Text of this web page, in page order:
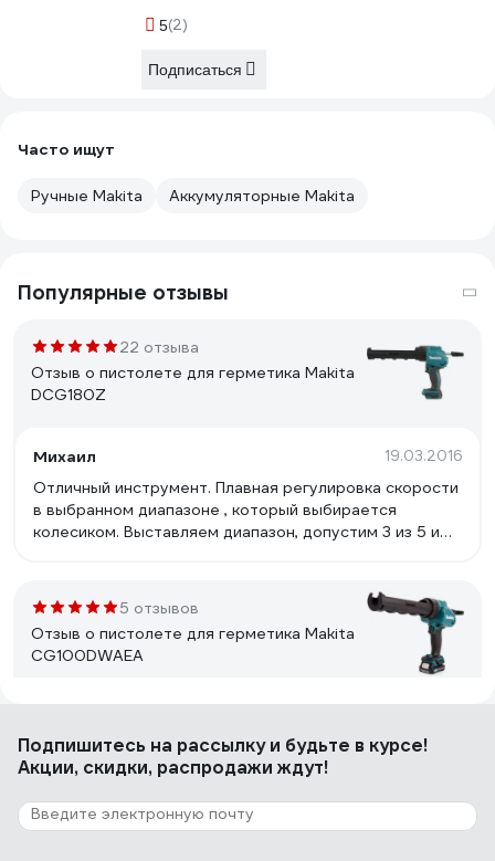
5(2)
Подписаться
Часто ищут
Ручные Makita Аккумуляторные Makita
Популярные отзывы
22 отзыва
Отзыв о пистолете для герметика Makita
DCG180Z
Михаил 19.03.2016
Отличный инструмент. Плавная регулировка скорости
в выбранном диапазоне , который выбирается
колесиком. Выставляем диапазон, допустим 3 из 5 и
5 отзывов
Отзыв о пистолете для герметика Makita
CG100DWAEA
Наличие регулировки скорости подачи, очень
полезная вещь в арботе.
Подпишитесь на рассылкуи будьте в курсе!
Акции, скидки, распродажи ждут!